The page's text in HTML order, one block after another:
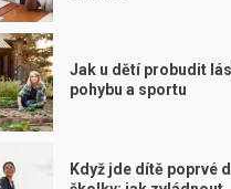
Jak u dětí probudit
pohybu a sportu
Když jde dítě poprvé